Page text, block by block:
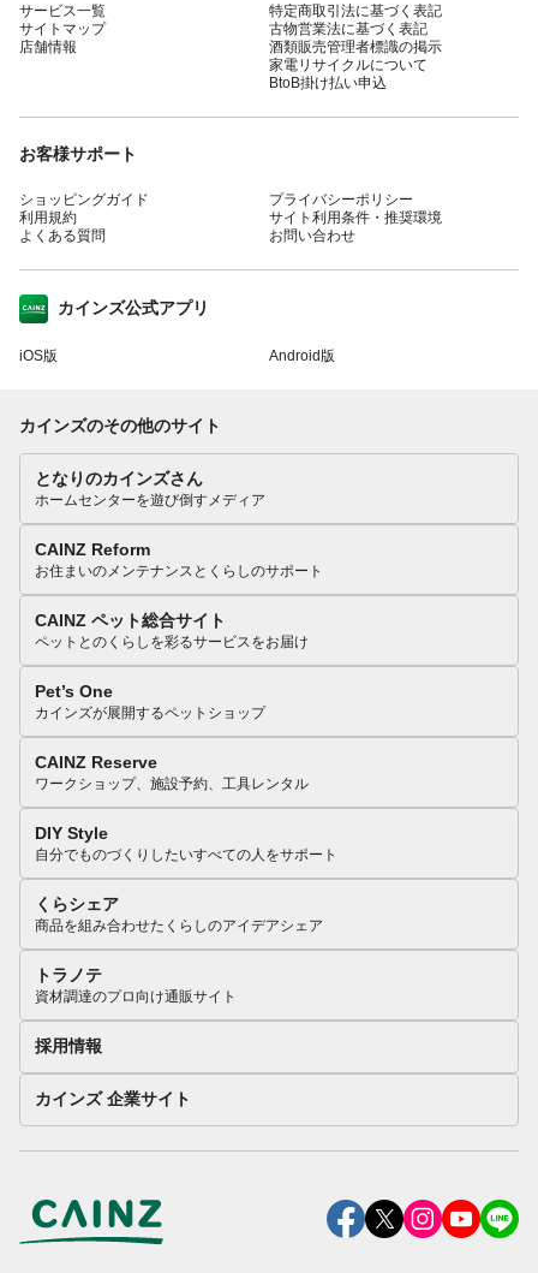
サービス一覧
サイトマップ
店舗情報
特定商取引法に基づく表記
古物営業法に基づく表記
酒類販売管理者標識の掲示
家電リサイクルについて
BtoB掛け払い申込
お客様サポート
ショッピングガイド
利用規約
よくある質問
プライバシーポリシー
サイト利用条件・推奨環境
お問い合わせ
カインズ公式アプリ
iOS版 Android版
カインズのその他のサイト
となりのカインズさん
ホームセンターを遊び倒すメディア
CAINZ Reform
お住まいのメンテナンスとくらしのサポート
CAINZ ペット総合サイト
ペットとのくらしを彩るサービスをお届け
Pet’s One
カインズが展開するペットショップ
CAINZ Reserve
ワークショップ、施設予約、工具レンタル
DIY Style
自分でものづくりしたいすべての人をサポート
くらシェア
商品を組み合わせたくらしのアイデアシェア
トラノテ
資材調達のプロ向け通販サイト
採用情報
カインズ 企業サイト